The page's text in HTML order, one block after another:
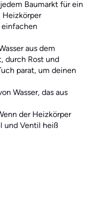
Baumarkt für ein
Heizkörper
aus dem
durch Rost und
parat, um deinen
Wasser, das aus
der Heizkörper
und Ventil heiß